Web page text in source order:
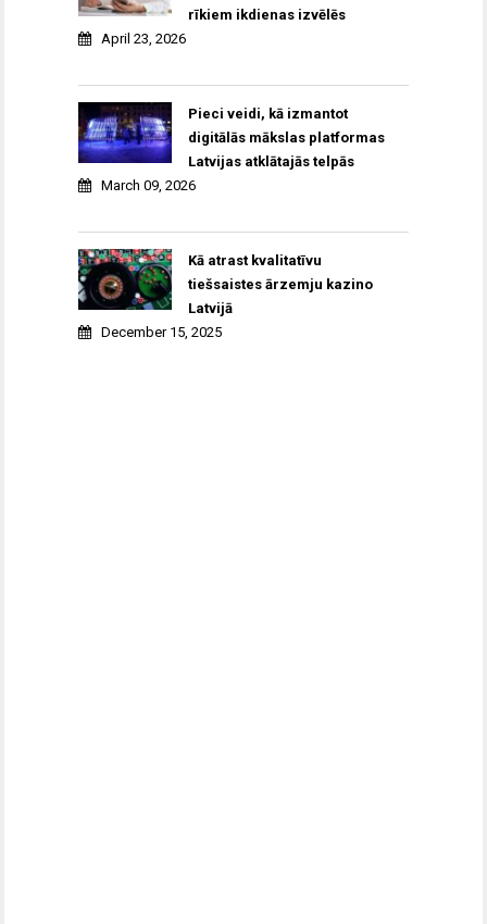
rīkiem ikdienas izvēlēs
April 23, 2026
Pieci veidi, kā izmantot
digitālās mākslas platformas
Latvijas atklātajās telpās
March 09, 2026
Kā atrast kvalitatīvu
tiešsaistes ārzemju kazino
Latvijā
December 15, 2025